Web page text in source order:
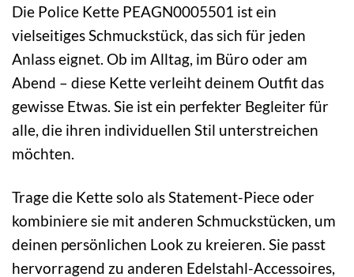
Die Police Kette PEAGN0005501 ist ein
vielseitiges Schmuckstück, das sich für jeden
Anlass eignet. Ob im Alltag, im Büro oder am
Abend – diese Kette verleiht deinem Outfit das
gewisse Etwas. Sie ist ein perfekter Begleiter für
alle, die ihren individuellen Stil unterstreichen
möchten.
Trage die Kette solo als Statement-Piece oder
kombiniere sie mit anderen Schmuckstücken, um
deinen persönlichen Look zu kreieren. Sie passt
hervorragend zu anderen Edelstahl-Accessoires,